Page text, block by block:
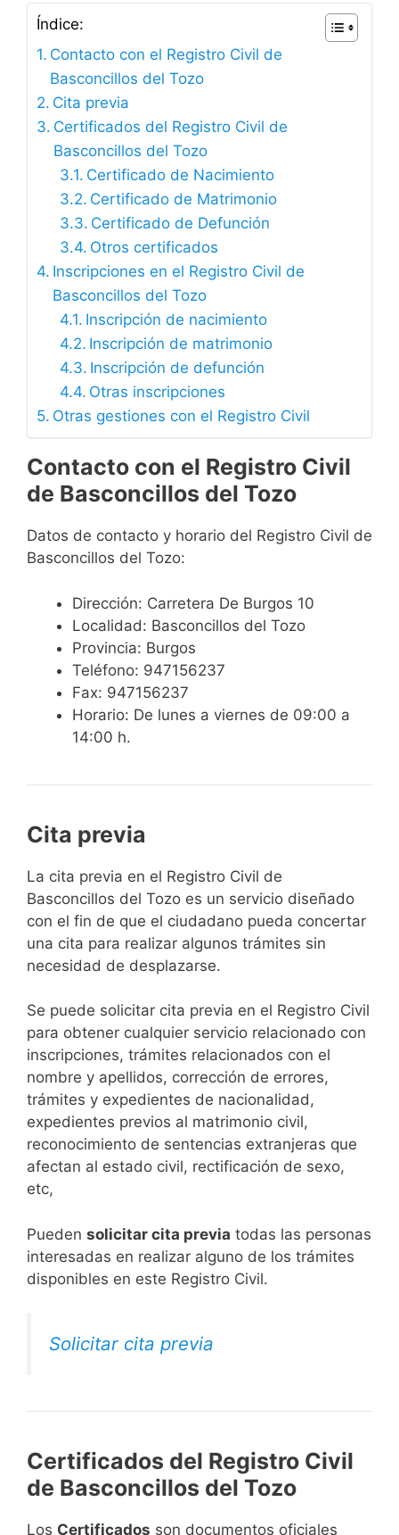
Índice:
Contacto con el Registro Civil de
Basconcillos del Tozo
Cita previa
Certificados del Registro Civil de
Basconcillos del Tozo
Certificado de Nacimiento
Certificado de Matrimonio
Certificado de Defunción
Otros certificados
Inscripciones en el Registro Civil de
Basconcillos del Tozo
Inscripción de nacimiento
Inscripción de matrimonio
Inscripción de defunción
Otras inscripciones
Otras gestiones con el Registro Civil
Contacto con el Registro Civil
de Basconcillos del Tozo
Datos de contacto y horario del Registro Civil de
Basconcillos del Tozo:
Dirección: Carretera De Burgos 10
Localidad: Basconcillos del Tozo
Provincia: Burgos
Teléfono: 947156237
Fax: 947156237
Horario: De lunes a viernes de 09:00 a
14:00 h.
Cita previa
​​​​​​​​​​​​​​​​​​​​​​​​​​​​La cita previa en el Registro Civil de
Basconcillos del Tozo es un servicio diseñado
con el fin de que el ciudadano pueda concertar
una cita para realizar algunos trámites sin
necesidad de desplazarse.​
Se puede solicitar cita previa en el Registro Civil
para obtener cualquier servicio relacionado con
inscripciones, trámites relacionados con el
nombre y apellidos, corrección de errores,
trámites y expedientes de nacionalidad,
expedientes previos al matrimonio civil,
reconocimiento de sentencias extranjeras que
afectan al estado civil, rectificación de sexo,
etc,
​Pueden solicitar cita previa todas las personas
interesadas en realizar alguno de los trámites
disponibles en este Registro Civil.​
Solicitar cita previa
Certificados del Registro Civil
de Basconcillos del Tozo
Los Certificados son documentos oficiales